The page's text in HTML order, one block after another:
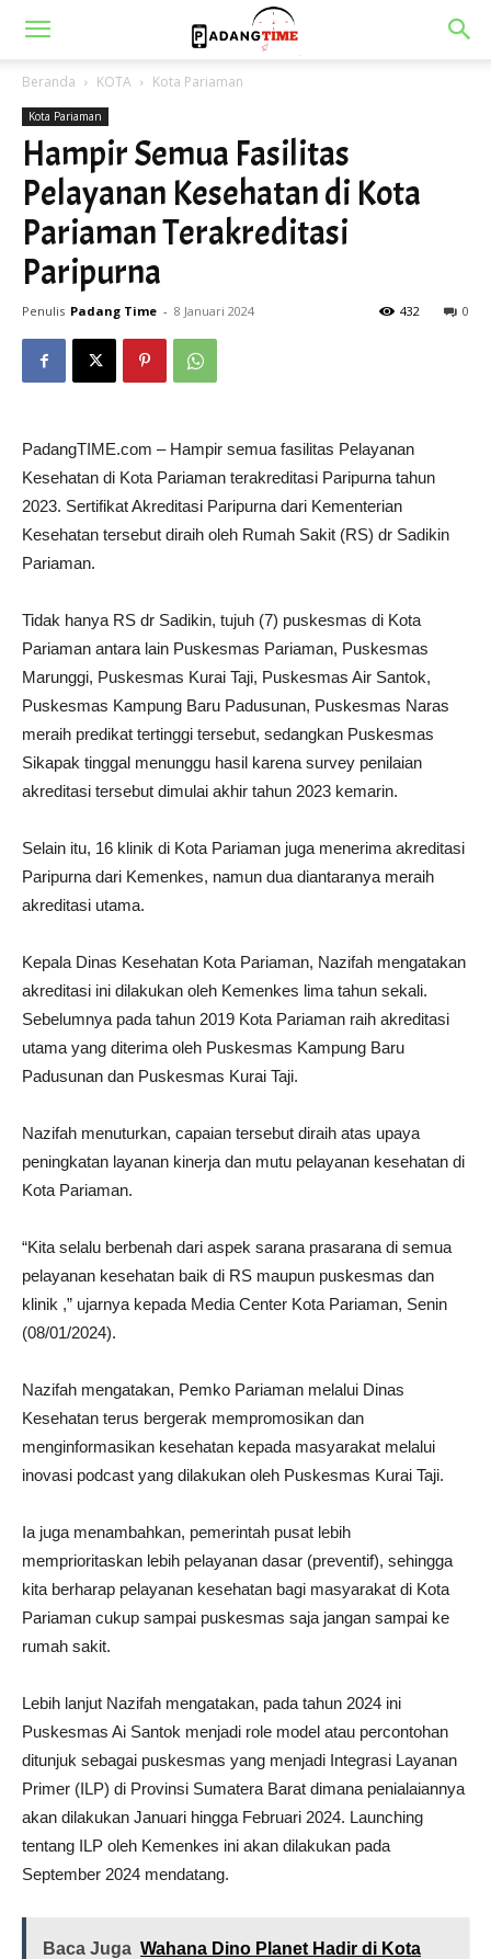
Beranda KOTA Kota Pariaman
Kota Pariaman
Hampir Semua Fasilitas
Pelayanan Kesehatan di Kota
Pariaman Terakreditasi
Paripurna
Penulis Padang Time - 8 Januari 2024 0
432
PadangTIME.com – Hampir semua fasilitas Pelayanan
Kesehatan di Kota Pariaman terakreditasi Paripurna tahun
2023. Sertifikat Akreditasi Paripurna dari Kementerian
Kesehatan tersebut diraih oleh Rumah Sakit (RS) dr Sadikin
Pariaman.
Tidak hanya RS dr Sadikin, tujuh (7) puskesmas di Kota
Pariaman antara lain Puskesmas Pariaman, Puskesmas
Marunggi, Puskesmas Kurai Taji, Puskesmas Air Santok,
Puskesmas Kampung Baru Padusunan, Puskesmas Naras
meraih predikat tertinggi tersebut, sedangkan Puskesmas
Sikapak tinggal menunggu hasil karena survey penilaian
akreditasi tersebut dimulai akhir tahun 2023 kemarin.
Selain itu, 16 klinik di Kota Pariaman juga menerima akreditasi
Paripurna dari Kemenkes, namun dua diantaranya meraih
akreditasi utama.
Kepala Dinas Kesehatan Kota Pariaman, Nazifah mengatakan
akreditasi ini dilakukan oleh Kemenkes lima tahun sekali.
Sebelumnya pada tahun 2019 Kota Pariaman raih akreditasi
utama yang diterima oleh Puskesmas Kampung Baru
Padusunan dan Puskesmas Kurai Taji.
Nazifah menuturkan, capaian tersebut diraih atas upaya
peningkatan layanan kinerja dan mutu pelayanan kesehatan di
Kota Pariaman.
“Kita selalu berbenah dari aspek sarana prasarana di semua
pelayanan kesehatan baik di RS maupun puskesmas dan
klinik ,” ujarnya kepada Media Center Kota Pariaman, Senin
(08/01/2024).
Nazifah mengatakan, Pemko Pariaman melalui Dinas
Kesehatan terus bergerak mempromosikan dan
menginformasikan kesehatan kepada masyarakat melalui
inovasi podcast yang dilakukan oleh Puskesmas Kurai Taji.
Ia juga menambahkan, pemerintah pusat lebih
memprioritaskan lebih pelayanan dasar (preventif), sehingga
kita berharap pelayanan kesehatan bagi masyarakat di Kota
Pariaman cukup sampai puskesmas saja jangan sampai ke
rumah sakit.
Lebih lanjut Nazifah mengatakan, pada tahun 2024 ini
Puskesmas Ai Santok menjadi role model atau percontohan
ditunjuk sebagai puskesmas yang menjadi Integrasi Layanan
Primer (ILP) di Provinsi Sumatera Barat dimana penialaiannya
akan dilakukan Januari hingga Februari 2024. Launching
tentang ILP oleh Kemenkes ini akan dilakukan pada
September 2024 mendatang.
Baca Juga Wahana Dino Planet Hadir di Kota